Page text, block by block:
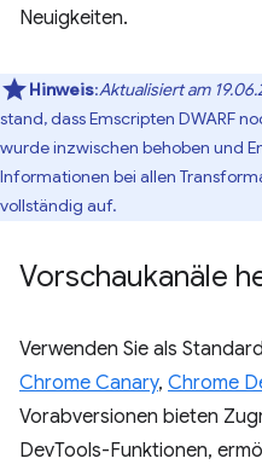
Neuigkeiten.
Hinweis:Aktualisiert am
stand, dass Emscripten DWARF
wurde inzwischen behoben und
Informationen bei allen
vollständig auf.
Vorschaukanäle
Verwenden Sie als
Chrome Canary, Chrome
Vorabversionen bieten
DevTools-Funktionen,